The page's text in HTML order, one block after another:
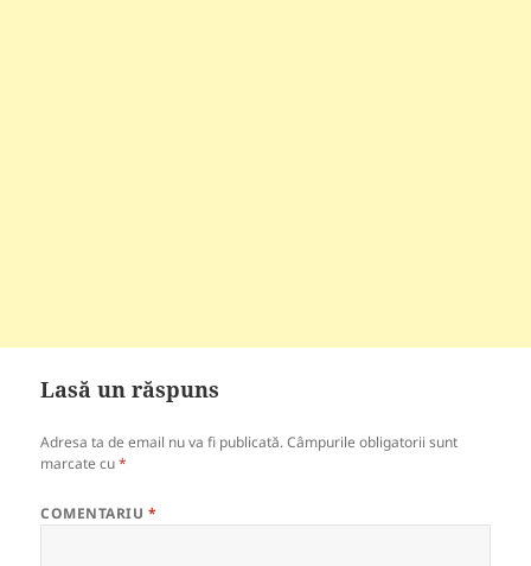
Lasă un răspuns
Adresa ta de email nu va fi publicată. Câmpurile obligatorii sunt
marcate cu*
COMENTARIU *